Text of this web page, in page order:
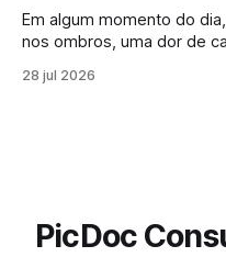
Em algum momento do
nos ombros, uma dor de
Muitas vezes, esses
28 jul 2026
PicDoc